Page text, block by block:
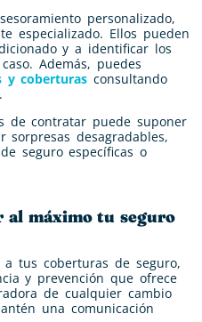
personalizado,
especializado. Ellos pueden
y a identificar los
Además, puedes
y coberturas consultando
de contratar puede suponer
desagradables,
seguro específicas o
al máximo tu seguro
tus coberturas de seguro,
y prevención que ofrece
de cualquier cambio
una comunicación